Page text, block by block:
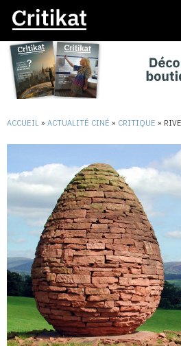
ACCUEIL » ACTUALITÉ CINÉ » CRITIQUE »